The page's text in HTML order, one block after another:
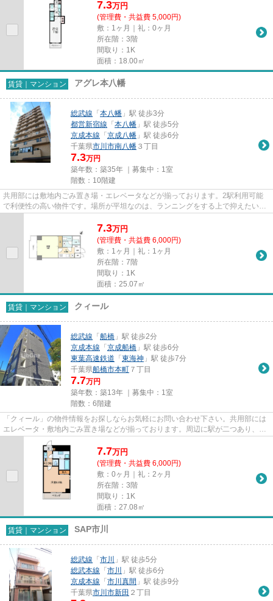
7.3万円
(管理費・共益費 5,000円)
敷：1ヶ月｜礼：0ヶ月
所在階：3階
間取り：1K
面積：18.00㎡
賃貸｜マンション アグレ本八幡
総武線 「 本八幡 」駅 徒歩3分
都営新宿線 「 本八幡 」駅 徒歩5分
京成本線 「 京成八幡 」駅 徒歩6分
千葉県市川市南八幡 ３丁目
7.3万円
築年数：築35年 ｜募集中： 1室
階数：10階建
共用部には敷地内ごみ置き場・エレベータなどが揃っております。2駅利用可能
で利便性の高い物件です。場所が平坦なのは、ランニングをする上で抑えたいポ
7.3万円
(管理費・共益費 6,000円)
敷：1ヶ月｜礼：1ヶ月
所在階：7階
間取り：1K
面積：25.07㎡
賃貸｜マンション クィール
総武線 「 船橋 」駅 徒歩2分
京成本線 「 京成船橋 」駅 徒歩6分
東葉高速鉄道 「 東海神 」駅 徒歩7分
千葉県船橋市本町 ７丁目
7.7万円
築年数：築13年 ｜募集中： 1室
階数：6階建
「クィール」の物件情報をお探しならお気軽にお問い合わせ下さい。共用部には
エレベータ・敷地内ごみ置き場などが揃っております。周辺に駅が二つあり、交
通の利便性が高いです。徒歩2...
7.7万円
(管理費・共益費 6,000円)
敷：0ヶ月｜礼：2ヶ月
所在階：3階
間取り：1K
面積：27.08㎡
賃貸｜マンション SAP市川
総武線 「 市川
」駅 徒歩5分
総武本線 「 市川
」駅 徒歩6分
京成本線 「 市川真間 」駅 徒歩9分
千葉県市川市新田 ２丁目